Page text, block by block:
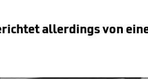
allerdings von